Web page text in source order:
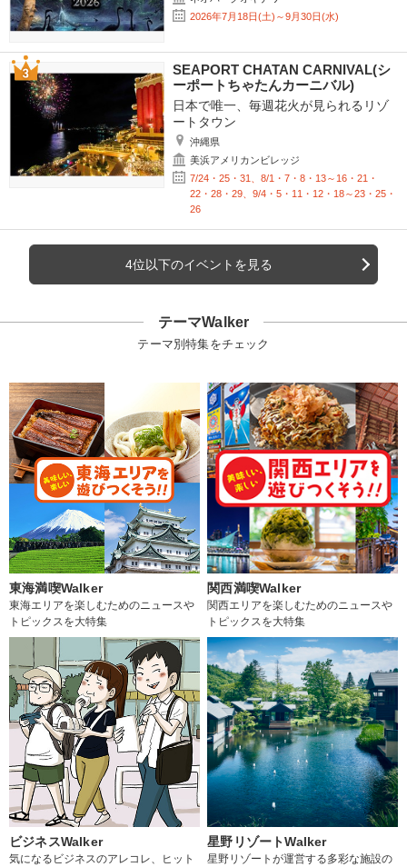
2026年7月18日(土)～9月30日(水)
SEAPORT CHATAN CARNIVAL(シ
ーポートちゃたんカーニバル)
日本で唯一、毎週花火が見られるリゾ
ートタウン
沖縄県
美浜アメリカンビレッジ
7/24・25・31、8/1・7・8・13～16・21・
22・28・29、9/4・5・11・12・18～23・25・
26
4位以下のイベントを見る
テーマWalker
テーマ別特集をチェック
東海満喫Walker
東海エリアを楽しむためのニュースや
トピックスを大特集
関西満喫Walker
関西エリアを楽しむためのニュースや
トピックスを大特集
ビジネスWalker
気になるビジネスのアレコレ、ヒット
星野リゾートWalker
星野リゾートが運営する多彩な施設の